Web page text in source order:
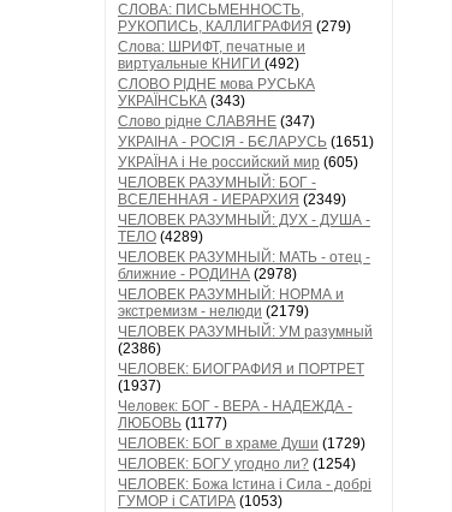
СЛОВА: ПИСЬМЕННОСТЬ,
РУКОПИСЬ, КАЛЛИГРАФИЯ (279)
Слова: ШРИФТ, печатные и
виртуальные КНИГИ (492)
СЛОВО РІДНЕ мова РУСЬКА
УКРАЇНСЬКА (343)
Слово рідне СЛАВЯНЕ (347)
УКРАІНА - РОСІЯ - БЄЛАРУСЬ (1651)
УКРАЇНА і Не российский мир (605)
ЧЕЛОВЕК РАЗУМНЫЙ: БОГ -
ВСЕЛЕННАЯ - ИЕРАРХИЯ (2349)
ЧЕЛОВЕК РАЗУМНЫЙ: ДУХ - ДУША -
ТЕЛО (4289)
ЧЕЛОВЕК РАЗУМНЫЙ: МАТЬ - отец -
ближние - РОДИНА (2978)
ЧЕЛОВЕК РАЗУМНЫЙ: НОРМА и
экстремизм - нелюди (2179)
ЧЕЛОВЕК РАЗУМНЫЙ: УМ разумный
(2386)
ЧЕЛОВЕК: БИОГРАФИЯ и ПОРТРЕТ
(1937)
Человек: БОГ - ВЕРА - НАДЕЖДА -
ЛЮБОВЬ (1177)
ЧЕЛОВЕК: БОГ в храме Души (1729)
ЧЕЛОВЕК: БОГУ угодно ли? (1254)
ЧЕЛОВЕК: Божа Істина і Сила - добрі
ГУМОР і САТИРА (1053)